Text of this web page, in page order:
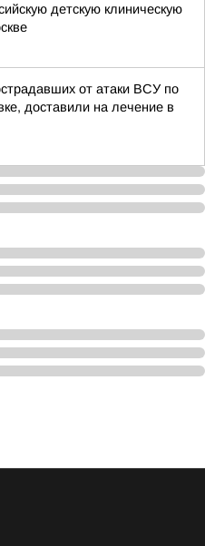
детскую клиническую
от атаки ВСУ по
доставили на лечение в